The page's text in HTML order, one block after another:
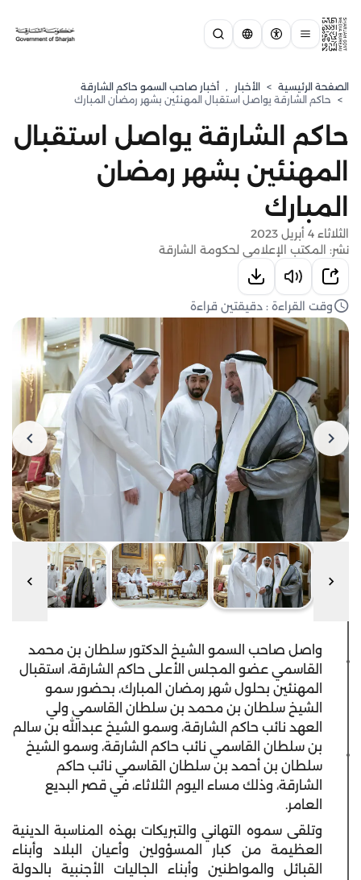
الصفحة الرئيسية > الأخبار , أخبار صاحب السمو حاكم الشارقة
> حاكم الشارقة يواصل استقبال المهنئين بشهر رمضان المبارك
حاكم الشارقة يواصل استقبال
المهنئين بشهر رمضان
المبارك
الثلاثاء 4 أبريل 2023
نشر: المكتب الإعلامي لحكومة الشارقة
وقت القراءة : دقيقتين قراءة
واصل صاحب السمو الشيخ الدكتور سلطان بن محمد
القاسمي عضو المجلس الأعلى حاكم الشارقة، استقبال
المهنئين بحلول شهر رمضان المبارك، بحضور سمو
الشيخ سلطان بن محمد بن سلطان القاسمي ولي
العهد نائب حاكم الشارقة، وسمو الشيخ عبدالله بن سالم
بن سلطان القاسمي نائب حاكم الشارقة، وسمو الشيخ
سلطان بن أحمد بن سلطان القاسمي نائب حاكم
الشارقة، وذلك مساء اليوم الثلاثاء، في قصر البديع
العامر.
وتلقى سموه التهاني والتبريكات بهذه المناسبة الدينية
العظيمة من كبار المسؤولين وأعيان البلاد وأبناء
القبائل والمواطنين وأبناء الجاليات الأجنبية بالدولة